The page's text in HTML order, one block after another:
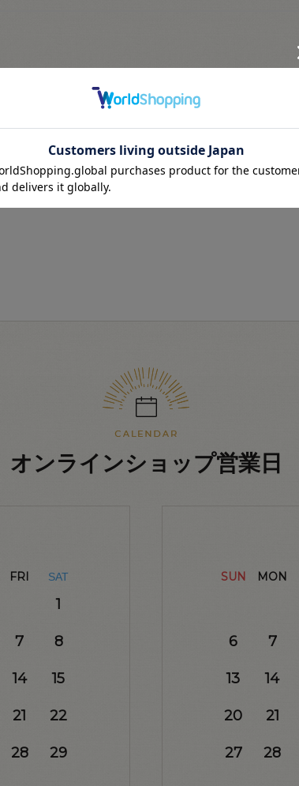
最近見た商品
オンラインショップ営業日
FRI SAT
1
7 8
14 15
21 22
28 29
SUN MON
6 7
13 14
20 21
27 28